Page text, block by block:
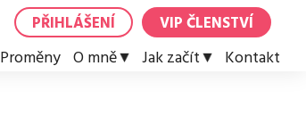
PŘIHLÁŠENÍ VIP ČLENSTVÍ
Proměny O mně Jak začít Kontakt